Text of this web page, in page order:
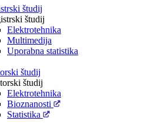
študij
študij
Elektrotehnika
Multimedija
Uporabna statistika
študij
študij
Elektrotehnika
Bioznanosti
Statistika